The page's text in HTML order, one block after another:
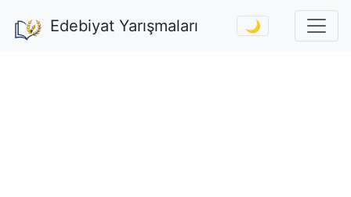
Edebiyat Yarışmaları 🌙